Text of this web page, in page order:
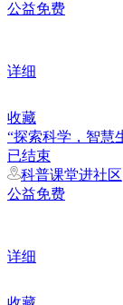
公益免费
详细
收藏
“探索科学，智慧
已结束
科普课堂进社区
公益免费
详细